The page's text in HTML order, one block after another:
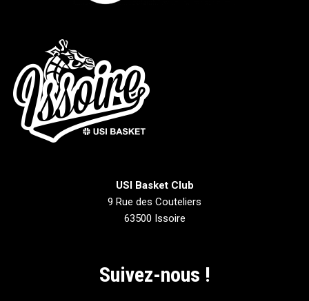
USI Basket Club
9 Rue des Couteliers
63500 Issoire
Suivez-nous !